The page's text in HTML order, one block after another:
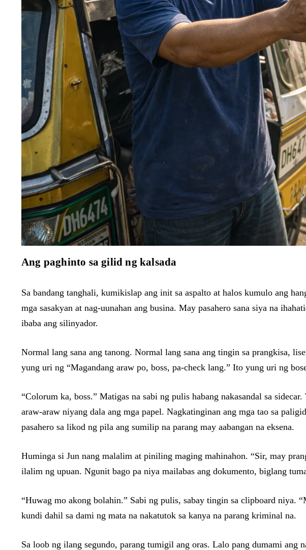
Ang paghinto sa gilid ng kalsada
Sa bandang tanghali, kumikislap ang init sa aspalto at halos kumulo ang
mga sasakyan at nag-uunahan ang busina. May pasahero sana siya na
ibaba ang silinyador.
Normal lang sana ang tanong. Normal lang sana ang tingin sa prangkisa,
yung uri ng “Magandang araw po, boss, pa-check lang.” Ito yung uri ng
“Colorum ka, boss.” Matigas na sabi ng pulis habang nakasandal sa
araw-araw niyang dala ang mga papel. Nagkatinginan ang mga tao sa
pasahero sa likod ng pila ang sumilip na parang may aabangan na eksena.
Huminga si Jun nang malalim at piniling maging mahinahon. “Sir, may
ilalim ng upuan. Ngunit bago pa niya mailabas ang dokumento, biglang
“Huwag mo akong bolahin.” Sabi ng pulis, sabay tingin sa clipboard niya.
kundi dahil sa dami ng mata na nakatutok sa kanya na parang kriminal na.
Sa loob ng ilang segundo, parang tumigil ang oras. Lalo pang dumami